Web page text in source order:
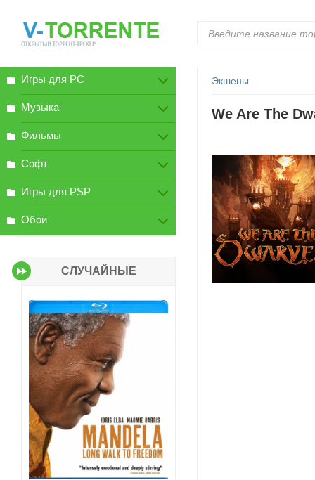
Экшены
We Are The
Игры для PC
Музыка
Фильмы
Софт
Игры для PSP
Обои
СЛУЧАЙНЫЕ